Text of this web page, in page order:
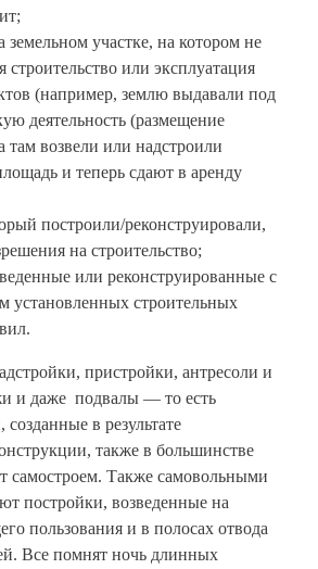
земельном участке, на котором не
строительство или эксплуатация
(например, землю выдавали под
деятельность (размещение
там возвели или надстроили
и теперь сдают в аренду
построили/реконструировали,
на строительство;
или реконструированные с
установленных строительных
пристройки, антресоли и
и даже подвалы — то есть
в результате
также в большинстве
самостроем. Также самовольными
постройки, возведенные на
пользования и в полосах отвода
Все помнят ночь длинных